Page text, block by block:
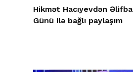
Hikmət Hacıyevdən Əlifba
Günü ilə bağlı paylaşım